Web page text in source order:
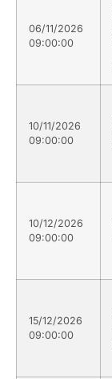
06/11/2026
09:00:00
10/11/2026
09:00:00
10/12/2026
09:00:00
15/12/2026
09:00:00